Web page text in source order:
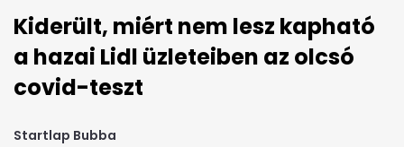
Kiderült, miért nem lesz kapható
a hazai Lidl üzleteiben az olcsó
covid-teszt
Startlap Bubba